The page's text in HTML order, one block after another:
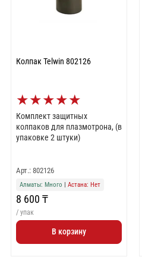
Колпак Telwin 802126
★★★★★
Комплект защитных
колпаков для плазмотрона, (в
упаковке 2 штуки)
Арт.: 802126
Алматы: Много | Астана: Нет
8 600 ₸
/ упак
В корзину